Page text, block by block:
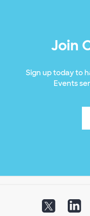
Join
Sign up today to
Events